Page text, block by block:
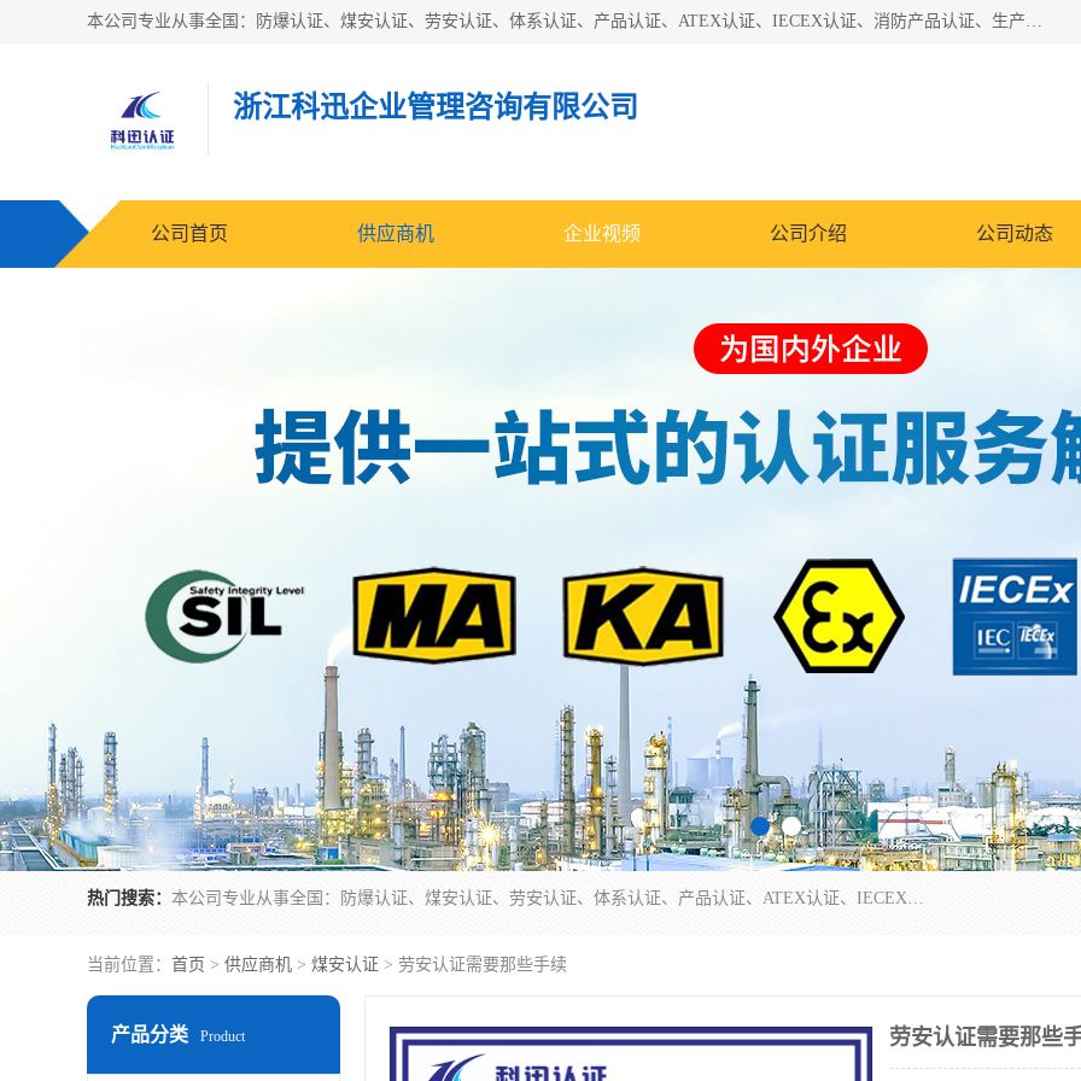
本公司专业从事全国：防爆认证、煤安认证、劳安认证、体系认证、产品认证、ATEX认证、IECEX认证、消防产品认证、生产认可证、验厂指导、认证技术支持、企业管理策划等一站式咨询服务。 用我们的智慧、经验、真诚与勤恳，分享成长的喜悦！ 全国24小时咨询热线：* 认证咨询：张老师（全国*）
浙江科迅企业管理咨询有限公司
公司首页 供应商机 企业视频 公司介绍 公司动态
热门搜索： 本公司专业从事全国：防爆认证、煤安认证、劳安认证、体系认证、产品认证、ATEX认证、IECEX认证、消防产品认证、生产认可证、验厂指导、认证技术支持、企业管理策划等一站式咨询服务。 用我们的智慧、经验、真诚与勤恳，分享成长的喜悦！ 全国24小时咨询热线：* 认证咨询：张老师（全国*）
当前位置： 首页 > 供应商机 > 煤安认证 > 劳安认证需要那些手续
产品分类 Product 劳安认证需要那些